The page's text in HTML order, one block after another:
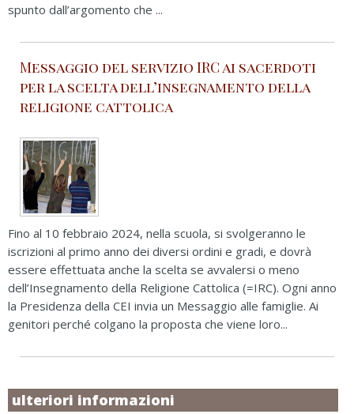
spunto dall’argomento che ...
Messaggio del servizio IRC ai sacerdoti
per la scelta dell’insegnamento della
religione cattolica
Fino al 10 febbraio 2024, nella scuola, si svolgeranno le
iscrizioni al primo anno dei diversi ordini e gradi, e dovrà
essere effettuata anche la scelta se avvalersi o meno
dell’Insegnamento della Religione Cattolica (=IRC). Ogni anno
la Presidenza della CEI invia un Messaggio alle famiglie. Ai
genitori perché colgano la proposta che viene loro...
ulteriori informazioni